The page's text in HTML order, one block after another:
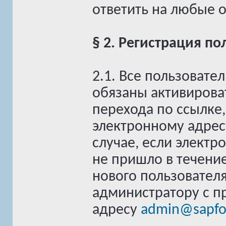
ответить на любые
§ 2. Регистрация
2.1. Все
обязаны
перехода по
электронному
случае, если
не пришло в
нового
администратору с
адресу